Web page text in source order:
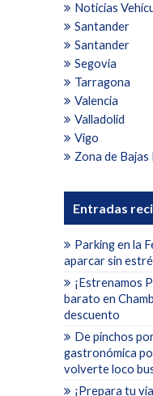
Noticias
Santander
Santander
Segovia
Tarragona
Valencia
Valladolid
Vigo
Zona de Bajas
Entradas
Parking en la
aparcar sin
¡Estrenamos
barato en
descuento
De pinchos
gastronómica
volverte loco
¡Prepara tu